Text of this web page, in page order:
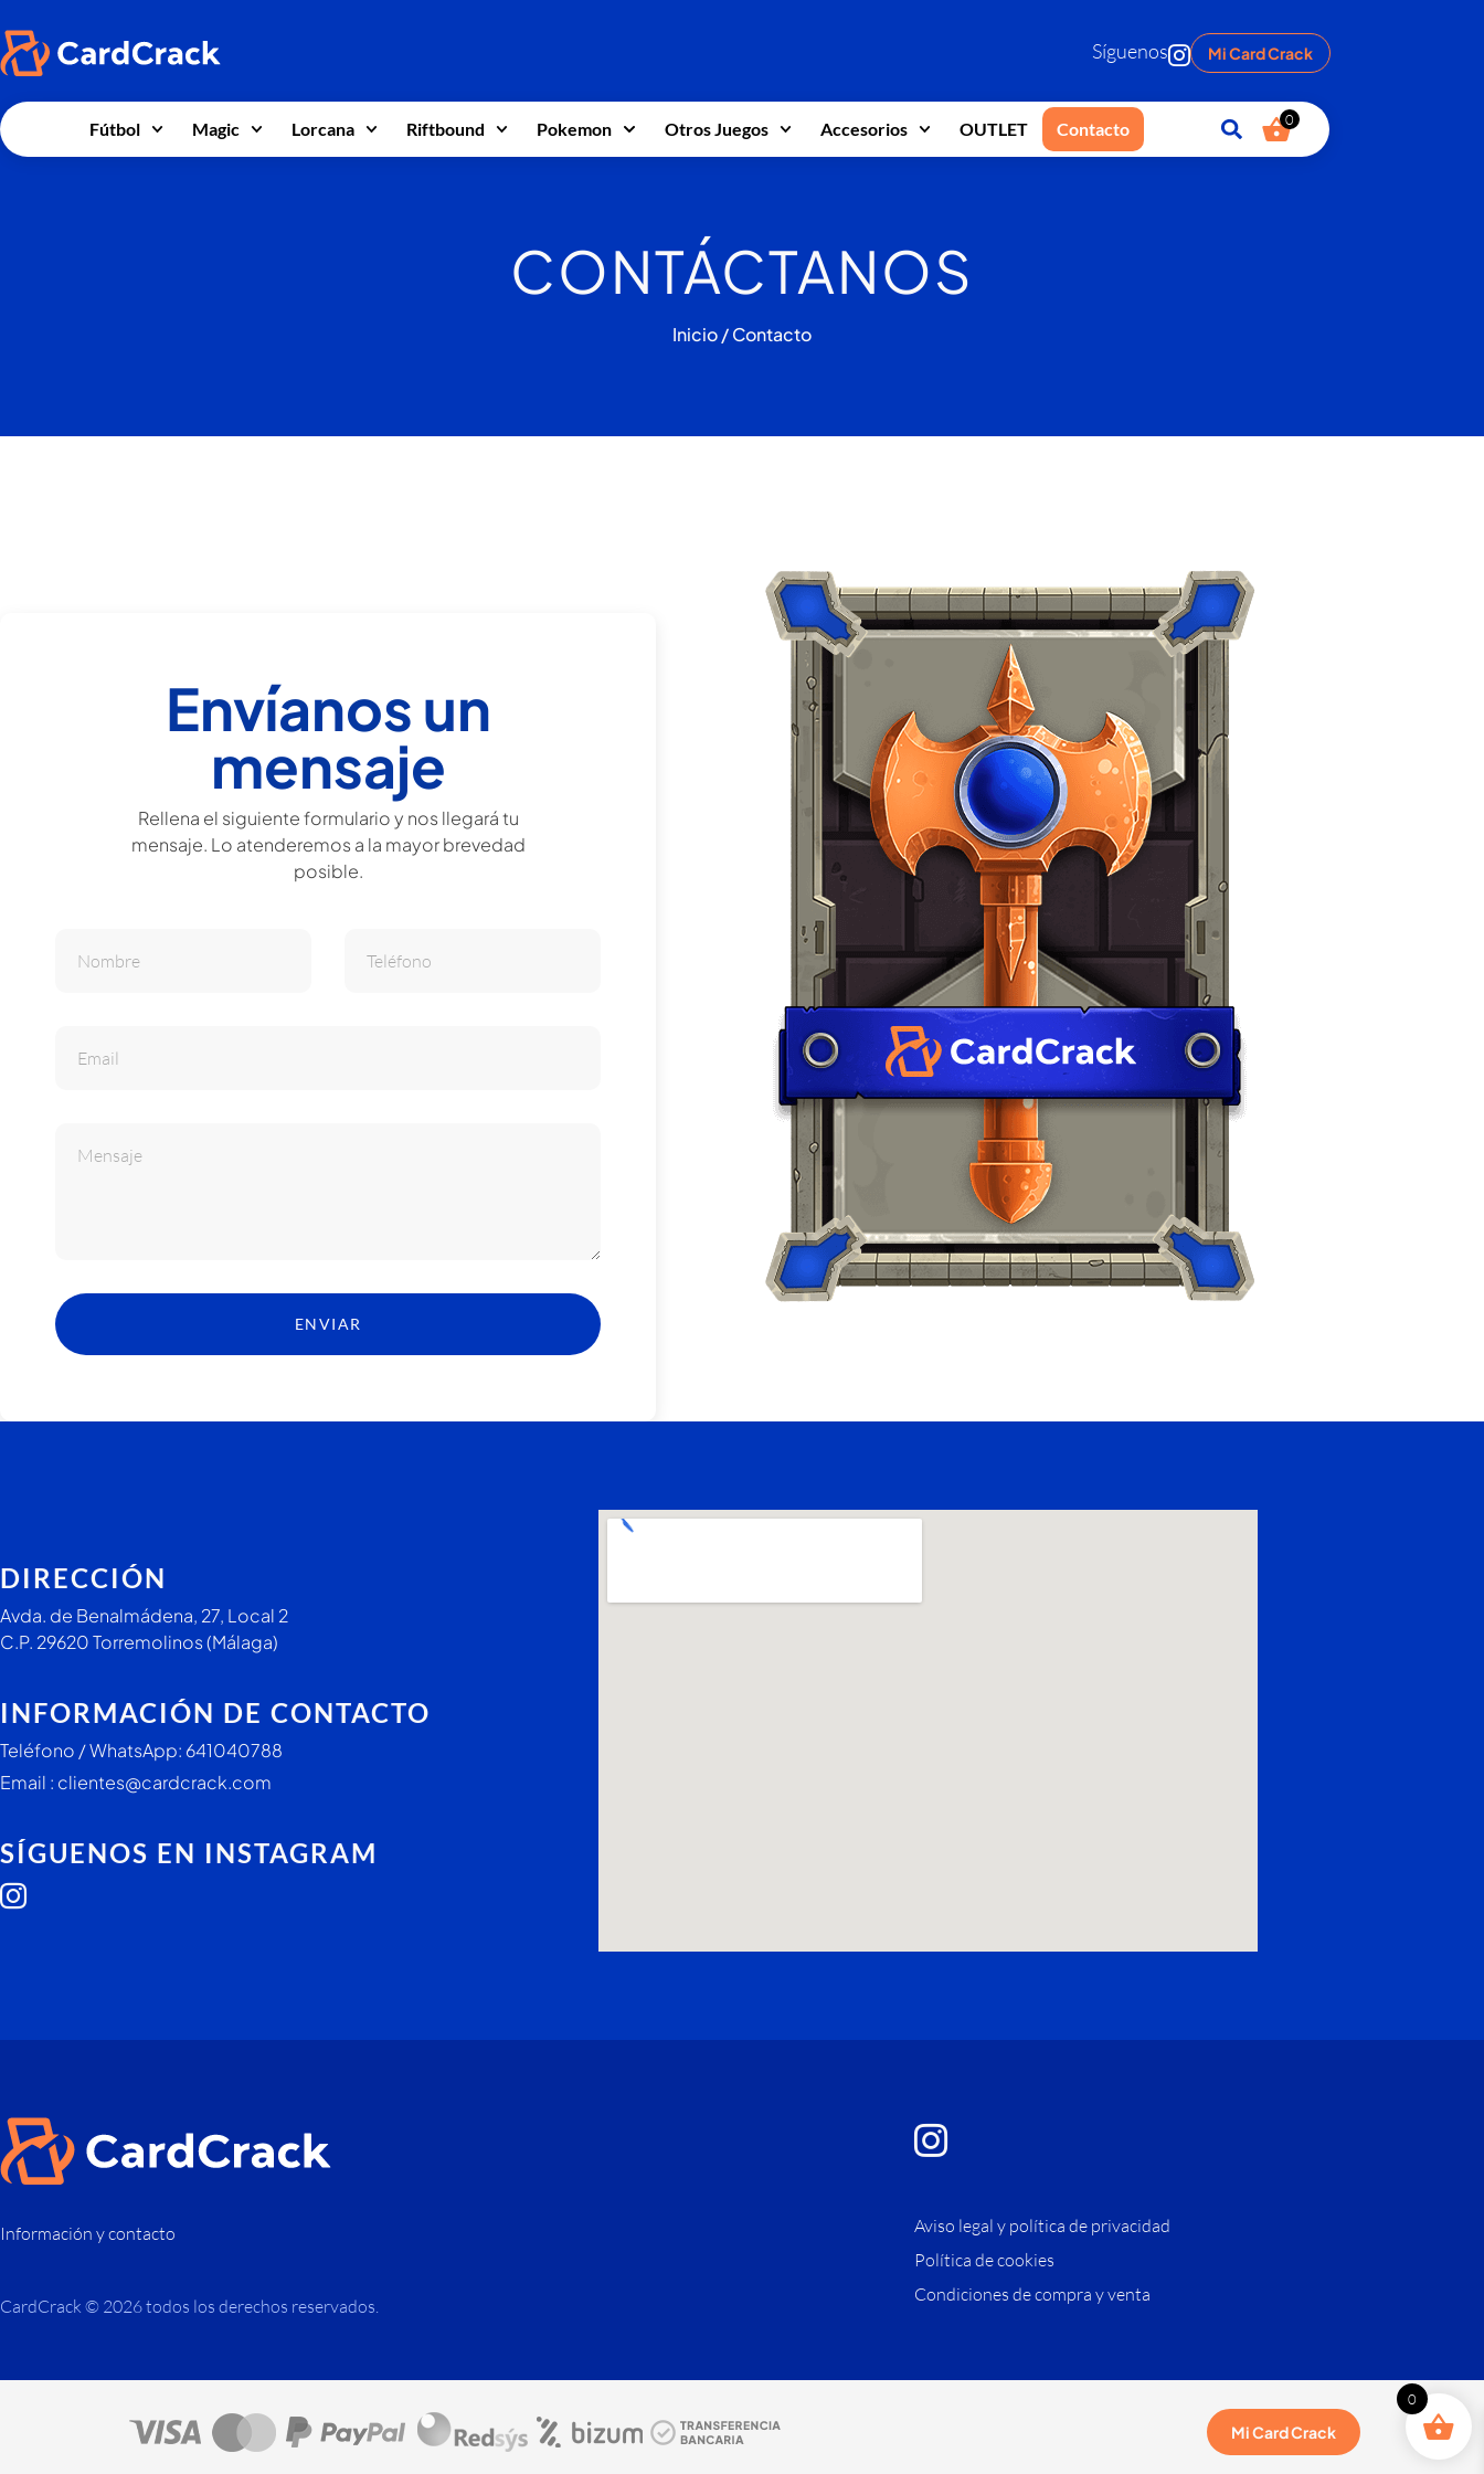
Síguenos Mi Card Crack
Fútbol Magic Lorcana Riftbound Pokemon Otros Juegos Accesorios OUTLET Contacto 0
CONTÁCTANOS
Inicio/ Contacto
Envíanos un
mensaje
Rellena el siguiente formulario y nos llegará tu
mensaje. Lo atenderemos a la mayor brevedad
posible.
ENVIAR
DIRECCIÓN
Avda. de Benalmádena, 27, Local 2
C.P. 29620 Torremolinos (Málaga)
INFORMACIÓN DE CONTACTO
Teléfono / WhatsApp: 641040788
Email : clientes@cardcrack.com
SÍGUENOS EN INSTAGRAM
Información y contacto
CardCrack © 2026 todos los derechos reservados.
Aviso legal y política de privacidad
Política de cookies
Condiciones de compra y venta
Mi Card Crack
0